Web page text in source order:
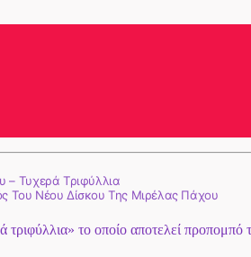
– Τυχερά Τριφύλλια
Του Νέου Δίσκου Της Μιρέλας Πάχου
το οποίο αποτελεί